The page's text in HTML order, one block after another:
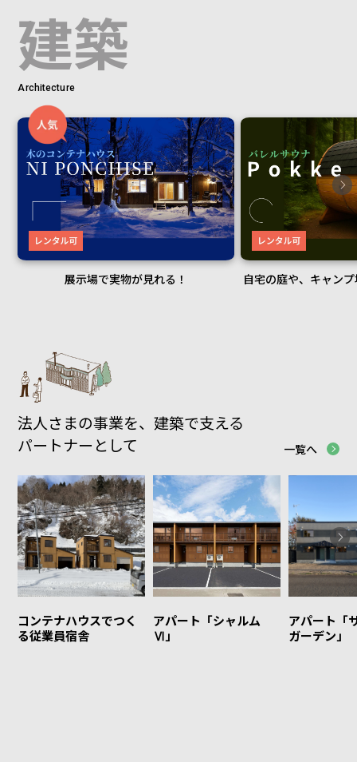
建築
Architecture
展示場で実物が見れる！ 自宅の庭や、キャン
法人さまの事業を、建築で支える
パートナーとして
一覧へ
コンテナハウスでつく
る従業員宿舎
アパート「シャルム
Ⅵ」
アパート「
ガーデン」